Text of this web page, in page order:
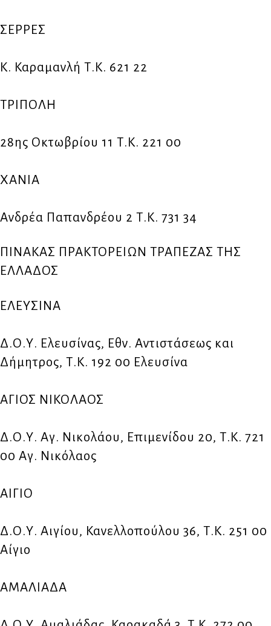
ΣΕΡΡΕΣ
Κ. Καραμανλή Τ.Κ. 621 22
ΤΡΙΠΟΛΗ
28ης Οκτωβρίου 11 Τ.Κ. 221 00
ΧΑΝΙΑ
Ανδρέα Παπανδρέου 2 Τ.Κ. 731 34
ΠΙΝΑΚΑΣ ΠΡΑΚΤΟΡΕΙΩΝ ΤΡΑΠΕΖΑΣ ΤΗΣ
ΕΛΛΑΔΟΣ
ΕΛΕΥΣΙΝΑ
Δ.Ο.Υ. Ελευσίνας, Εθν. Αντιστάσεως και
Δήμητρος, Τ.Κ. 192 00 Ελευσίνα
ΑΓΙΟΣ ΝΙΚΟΛΑΟΣ
Δ.Ο.Υ. Αγ. Νικολάου, Επιμενίδου 20, Τ.Κ. 721
00 Αγ. Νικόλαος
ΑΙΓΙΟ
Δ.Ο.Υ. Αιγίου, Κανελλοπούλου 36, Τ.Κ. 251 00
Αίγιο
ΑΜΑΛΙΑΔΑ